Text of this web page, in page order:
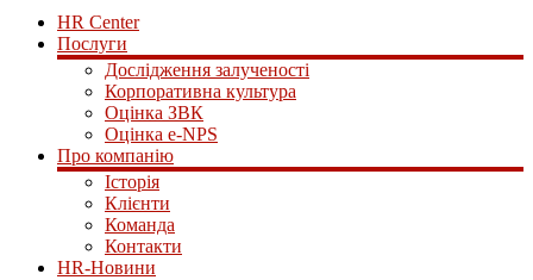
HR Center
Послуги
Дослідження залученості
Корпоративна культура
Оцінка ЗВК
Оцінка e-NPS
Про компанію
Історія
Клієнти
Команда
Контакти
HR-Новини